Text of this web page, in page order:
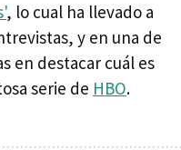
, lo cual ha llevado a
y en una de
en destacar cuál es
serie de HBO.